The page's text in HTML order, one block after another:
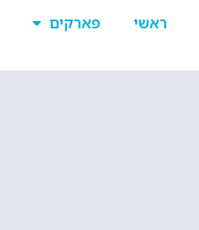
ראשי פארקים